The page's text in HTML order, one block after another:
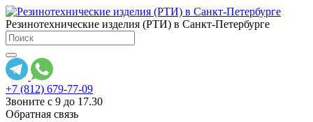
Резинотехнические изделия (РТИ) в Санкт-Петербурге
+7 (812) 679-77-09
Звоните с 9 до 17.30
Обратная связь